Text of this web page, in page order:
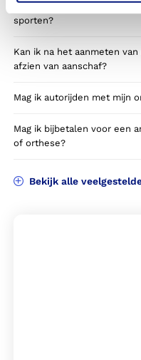
Kan ik met mijn huidige
sporten?
Kan ik na het aanmeten
afzien van aanschaf?
Mag ik autorijden met mijn
Mag ik bijbetalen voor een
of orthese?
Bekijk alle